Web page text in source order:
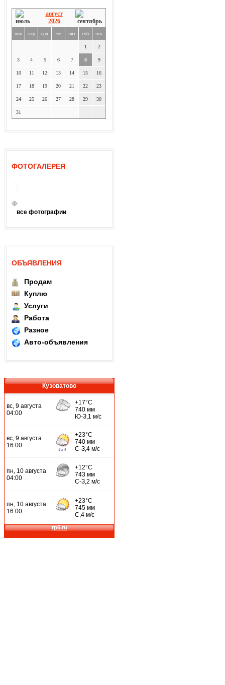
август
2026
пон втр срд чет пят суб вск
1 2
3 4 5 6 7 8 9
10 11 12 13 14 15 16
17 18 19 20 21 22 23
24 25 26 27 28 29 30
31
ФОТОГАЛЕРЕЯ
все фотографии
ОБЪЯВЛЕНИЯ
Продам
Куплю
Услуги
Работа
Разное
Авто-объявления
Кузоватово